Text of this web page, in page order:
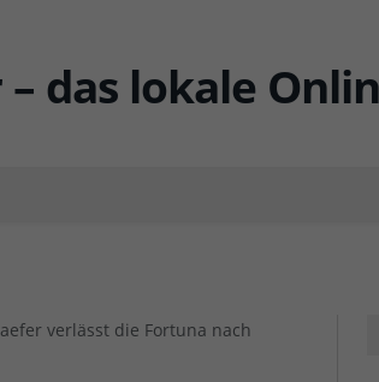
Frank
verlässt die Fortuna nach